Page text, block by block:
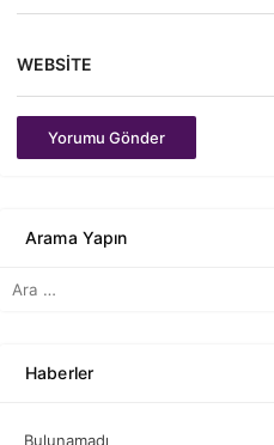
WEBSITE
Yorumu Gönder
Arama Yapın
Haberler
Bulunamadı